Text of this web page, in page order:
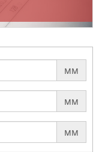
мм
мм
мм